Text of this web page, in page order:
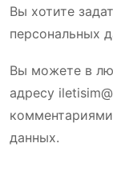
Вы хотите
персональных
Вы можете в
адресу
данных.